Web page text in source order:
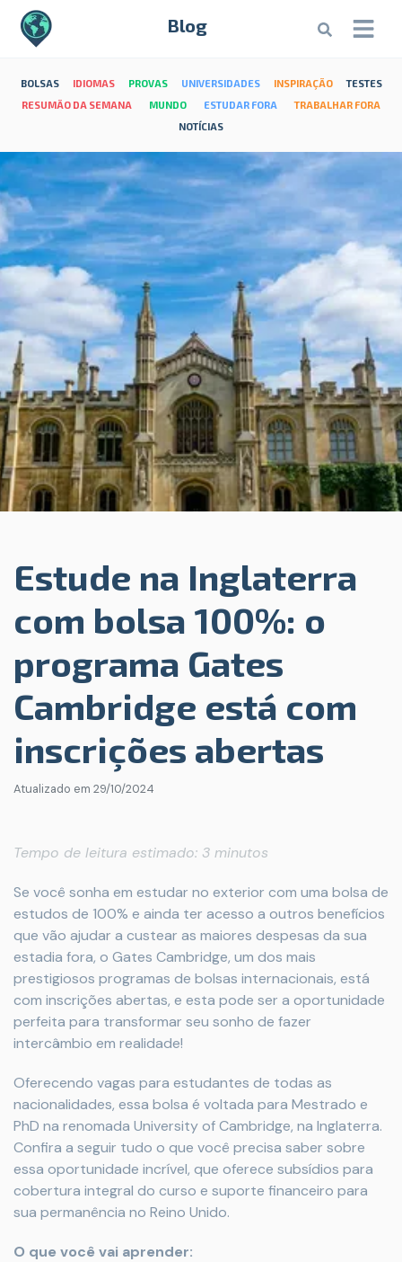
Blog
BOLSAS IDIOMAS PROVAS UNIVERSIDADES INSPIRAÇÃO
TESTES
RESUMÃO DA SEMANA
MUNDO ESTUDAR FORA
TRABALHAR FORA
NOTÍCIAS
Estude na Inglaterra
com bolsa 100%: o
programa Gates
Cambridge está com
inscrições abertas
Atualizado em 29/10/2024
Tempo de leitura estimado: 3 minutos
Se você sonha em estudar no exterior com uma bolsa de
estudos de 100% e ainda ter acesso a outros benefícios
que vão ajudar a custear as maiores despesas da sua
estadia fora, o Gates Cambridge, um dos mais
prestigiosos programas de bolsas internacionais, está
com inscrições abertas, e esta pode ser a oportunidade
perfeita para transformar seu sonho de fazer
intercâmbio em realidade!
Oferecendo vagas para estudantes de todas as
nacionalidades, essa bolsa é voltada para Mestrado e
PhD na renomada University of Cambridge, na Inglaterra.
Confira a seguir tudo o que você precisa saber sobre
essa oportunidade incrível, que oferece subsídios para
cobertura integral do curso e suporte financeiro para
sua permanência no Reino Unido.
O que você vai aprender: